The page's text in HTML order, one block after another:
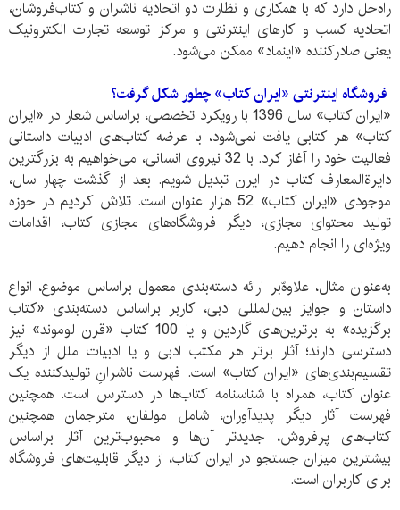
راه‌حل دارد که با همکاری و نظارت دو اتحادیه ناشران و کتاب‌فروشان،
اتحادیه کسب و کار‌های اینترنتی و مرکز توسعه تجارت الکترونیک
یعنی صادر‌کننده «اینماد» ممکن می‌شود.
فروشگاه اینترنتی «ایران کتاب» چطور شکل گرفت؟
«ایران کتاب» سال 1396 با رویکرد تخصصی، براساس شعار در «ایران
کتاب» هر کتابی یافت نمی‌شود، با عرضه کتاب‌های ادبیات داستانی
فعالیت خود را آغاز کرد. با 32 نیروی انسانی، می‌خواهیم به بزرگترین
دایرة‌المعارف کتاب در ایرن تبدیل شویم. بعد از گذشت چهار سال،
موجودی «ایران کتاب» 52 هزار عنوان است. تلاش کردیم در حوزه
تولید محتوای مجازی، دیگر فروشگاه‌های مجازی کتاب، اقدامات
ویژه‌ای را انجام دهیم.
به‌عنوان مثال، علاوه‌ّ‌بر ارائه دسته‌‌بندی معمول براساس موضوع، انواع
داستان و جوایز بین‌المللی ادبی، کاربر براساس دسته‌بندی «کتاب‌
برگزیده» به برترین‌های گاردین و یا 100 کتاب «قرن لوموند» نیز
دسترسی دارند؛ آثار برتر هر مکتب ادبی و یا ادبیات ملل از دیگر
تقسیم‌بندی‌های «ایران کتاب» است. فهرست ناشرانِ تولید‌‌کننده یک
عنوان کتاب، همراه با شناسنامه کتاب‌ها در دسترس است. همچنین
فهرست آثار دیگر پدیدآوران، شامل مولفان، مترجمان همچنین
کتاب‌های پرفروش، جدید‌تر آن‌ها و محبوب‌ترین آثار براساس
بیشترین میزان جستجو در ایران‌ کتاب، از دیگر قابلیت‌های فروشگاه
برای کاربران است.